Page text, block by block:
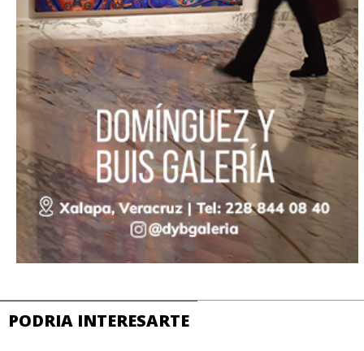
PODRIA INTERESARTE